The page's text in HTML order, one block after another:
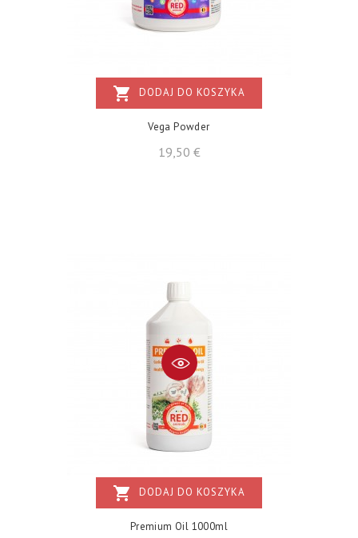
shopping_cart DODAJ DO KOSZYKA
Vega Powder
19,50 €Cena
shopping_cart DODAJ DO KOSZYKA
Premium Oil 1000ml